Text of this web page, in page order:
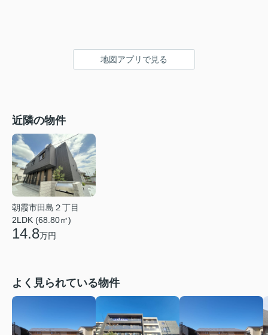
地図アプリで見る
近隣の物件
朝霞市田島２丁目
2LDK (68.80㎡)
14.8万円
よく見られている物件